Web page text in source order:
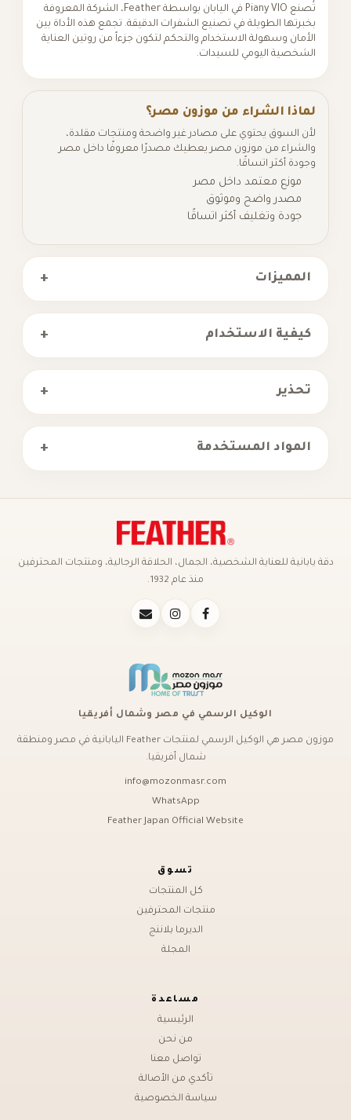
تُصنع Piany VIO في اليابان بواسطة Feather، الشركة المعروفة
بخبرتها الطويلة في تصنيع الشفرات الدقيقة. تجمع هذه الأداة بين
الأمان وسهولة الاستخدام والتحكم لتكون جزءاً من روتين العناية
الشخصية اليومي للسيدات.
لماذا الشراء من موزون مصر؟
لأن السوق يحتوي على مصادر غير واضحة ومنتجات مقلدة،
والشراء من موزون مصر يعطيك مصدرًا معروفًا داخل مصر
وجودة أكثر اتساقًا.
موزع معتمد داخل مصر
مصدر واضح وموثوق
جودة وتغليف أكثر اتساقًا
المميزات +
كيفية الاستخدام +
تحذير +
المواد المستخدمة +
دقة يابانية للعناية الشخصية، الجمال، الحلاقة الرجالية، ومنتجات المحترفين
منذ عام 1932.
تسوق
كل المنتجات
منتجات المحترفين
الديرما بلاننج
المجلة
مساعدة
الرئيسية
من نحن
تواصل معنا
تأكدي من الأصالة
سياسة الخصوصية
الوكيل الرسمي في مصر وشمال أفريقيا
موزون مصر هي الوكيل الرسمي لمنتجات Feather اليابانية في مصر ومنطقة
شمال أفريقيا.
info@mozonmasr.com
WhatsApp
Feather Japan Official Website